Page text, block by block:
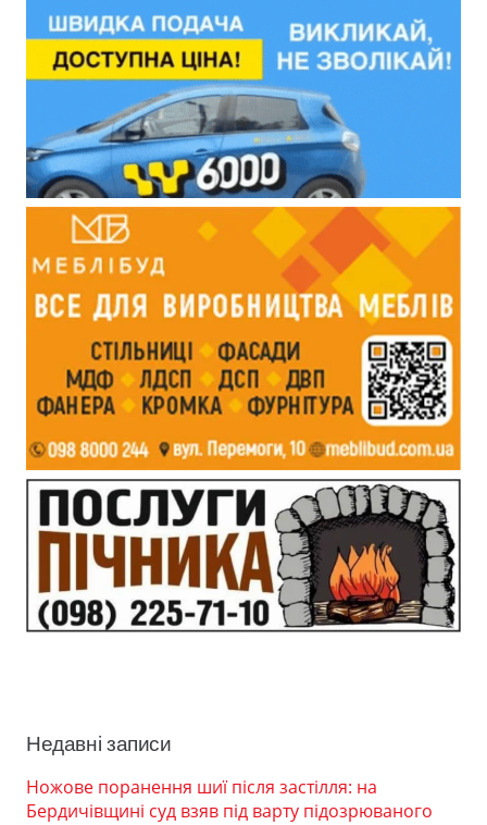
Недавні записи
Ножове поранення шиї після застілля: на
Бердичівщині суд взяв під варту підозрюваного